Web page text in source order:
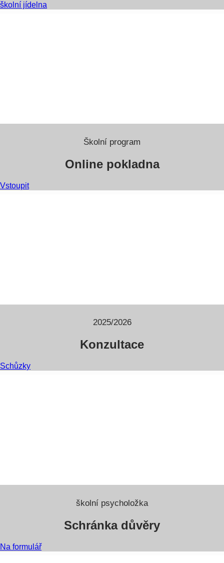
školní jídelna
Školní program
Online pokladna
Vstoupit
2025/2026
Konzultace
Schůzky
školní psycholožka
Schránka důvěry
Na formulář